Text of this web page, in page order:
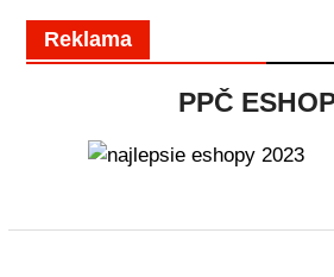
Reklama
PPČ